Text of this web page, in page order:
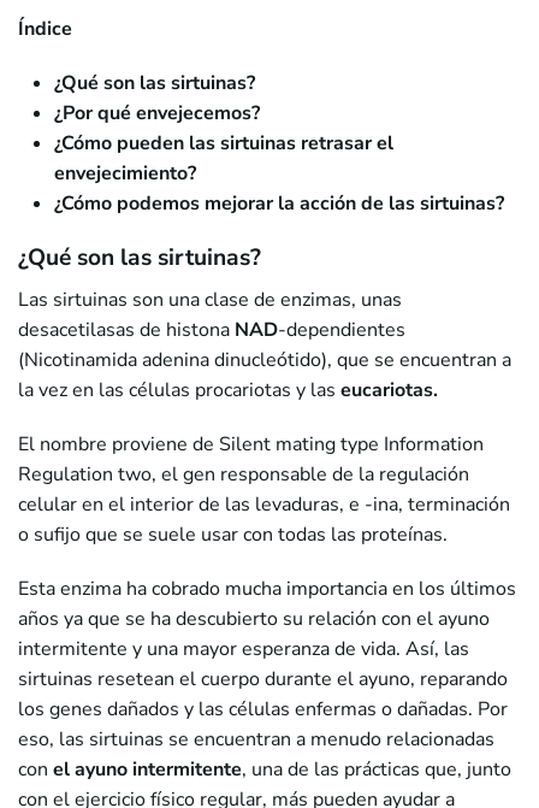
Índice
¿Qué son las sirtuinas?
¿Por qué envejecemos?
¿Cómo pueden las sirtuinas retrasar el
envejecimiento?
¿Cómo podemos mejorar la acción de las sirtuinas?
¿Qué son las sirtuinas?
Las sirtuinas son una clase de enzimas, unas
desacetilasas de histona NAD-dependientes
(Nicotinamida adenina dinucleótido), que se encuentran a
la vez en las células procariotas y las eucariotas.
El nombre proviene de Silent mating type Information
Regulation two, el gen responsable de la regulación
celular en el interior de las levaduras, e -ina, terminación
o sufijo que se suele usar con todas las proteínas.
Esta enzima ha cobrado mucha importancia en los últimos
años ya que se ha descubierto su relación con el ayuno
intermitente y una mayor esperanza de vida. Así, las
sirtuinas resetean el cuerpo durante el ayuno, reparando
los genes dañados y las células enfermas o dañadas. Por
eso, las sirtuinas se encuentran a menudo relacionadas
con el ayuno intermitente, una de las prácticas que, junto
con el ejercicio físico regular, más pueden ayudar a